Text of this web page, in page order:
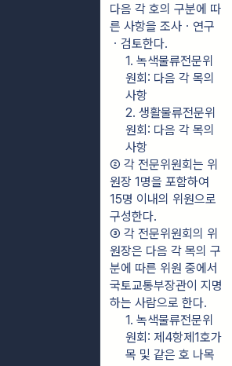
다음 각 호의 구분에 따
른 사항을 조사ㆍ연구
ㆍ검토한다.
1. 녹색물류전문위
원회: 다음 각 목의
사항
2. 생활물류전문위
원회: 다음 각 목의
사항
② 각 전문위원회는 위
원장 1명을 포함하여
15명 이내의 위원으로
구성한다.
③ 각 전문위원회의 위
원장은 다음 각 목의 구
분에 따른 위원 중에서
국토교통부장관이 지명
하는 사람으로 한다.
1. 녹색물류전문위
원회: 제4항제1호가
목 및 같은 호 나목